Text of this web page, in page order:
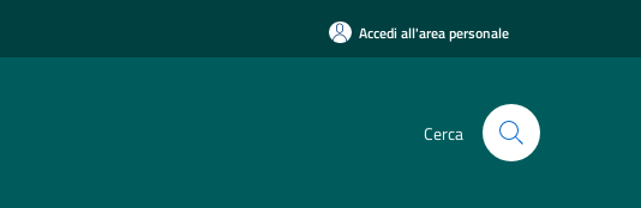
Accedi all'area personale
Cerca